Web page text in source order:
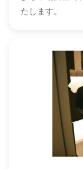
たします。